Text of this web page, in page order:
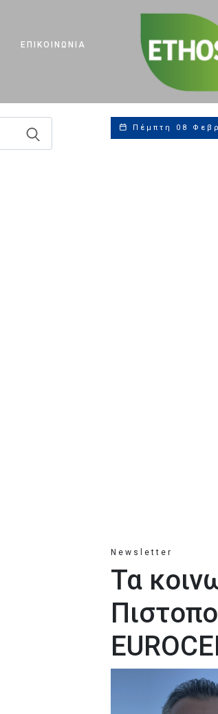
ΕΠΙΚΟΙΝΩΝΊΑ
Compliance Leaders
Πέμπτη 08
Newsletter
Τα